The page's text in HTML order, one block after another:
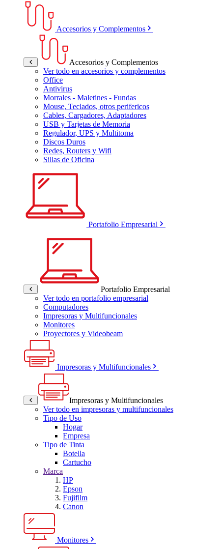
Accesorios y Complementos
Accesorios y Complementos
Ver todo en accesorios y complementos
Office
Antivirus
Morrales - Maletines - Fundas
Mouse, Teclados, otros perifericos
Cables, Cargadores, Adaptadores
USB y Tarjetas de Memoria
Regulador, UPS y Multitoma
Discos Duros
Redes, Routers y Wifi
Sillas de Oficina
Portafolio Empresarial
Portafolio Empresarial
Ver todo en portafolio empresarial
Computadores
Impresoras y Multifuncionales
Monitores
Proyectores y Videobeam
Impresoras y Multifuncionales
Impresoras y Multifuncionales
Ver todo en impresoras y multifuncionales
Tipo de Uso
Hogar
Empresa
Tipo de Tinta
Botella
Cartucho
Marca
HP
Epson
Fujifilm
Canon
Monitores